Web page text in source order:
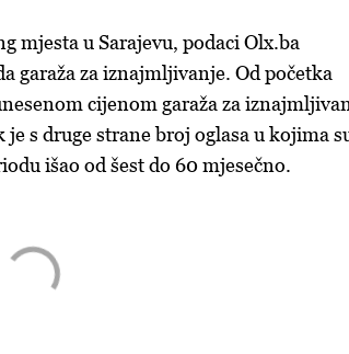
mjesta u Sarajevu, podaci Olx.ba
garaža za iznajmljivanje. Od početka
cijenom garaža za
s druge strane broj oglasa u kojima
išao od šest do 60 mjesečno.